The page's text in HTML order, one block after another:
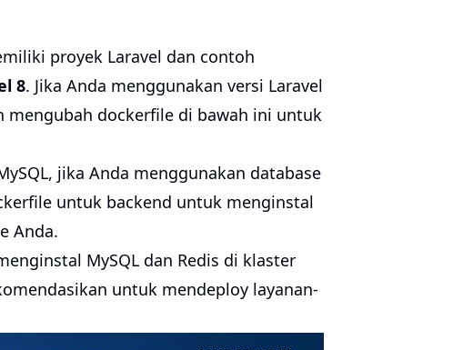
proyek Laravel dan contoh
8. Jika Anda menggunakan versi Laravel
mengubah dockerfile di bawah ini untuk
jika Anda menggunakan database
untuk backend untuk menginstal
Anda.
MySQL dan Redis di klaster
untuk mendeploy layanan-